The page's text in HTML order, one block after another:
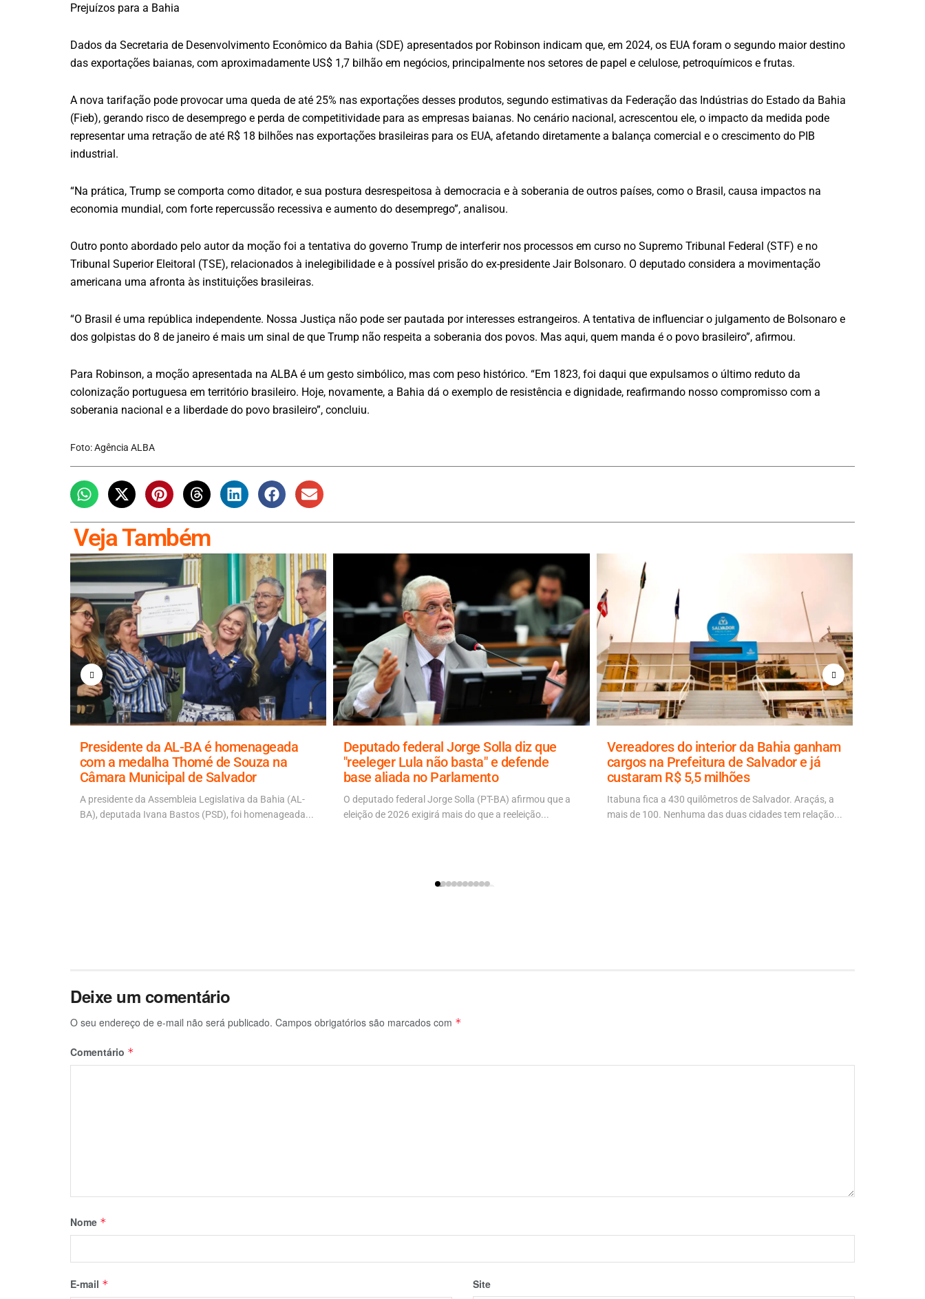
Prejuízos para a Bahia
Dados da Secretaria de Desenvolvimento Econômico da Bahia (SDE) apresentados por Robinson indicam que, em 2024, os EUA foram o segundo maior destino
das exportações baianas, com aproximadamente US$ 1,7 bilhão em negócios, principalmente nos setores de papel e celulose, petroquímicos e frutas.
A nova tarifação pode provocar uma queda de até 25% nas exportações desses produtos, segundo estimativas da Federação das Indústrias do Estado da Bahia
(Fieb), gerando risco de desemprego e perda de competitividade para as empresas baianas. No cenário nacional, acrescentou ele, o impacto da medida pode
representar uma retração de até R$ 18 bilhões nas exportações brasileiras para os EUA, afetando diretamente a balança comercial e o crescimento do PIB
industrial.
“Na prática, Trump se comporta como ditador, e sua postura desrespeitosa à democracia e à soberania de outros países, como o Brasil, causa impactos na
economia mundial, com forte repercussão recessiva e aumento do desemprego”, analisou.
Outro ponto abordado pelo autor da moção foi a tentativa do governo Trump de interferir nos processos em curso no Supremo Tribunal Federal (STF) e no
Tribunal Superior Eleitoral (TSE), relacionados à inelegibilidade e à possível prisão do ex-presidente Jair Bolsonaro. O deputado considera a movimentação
americana uma afronta às instituições brasileiras.
“O Brasil é uma república independente. Nossa Justiça não pode ser pautada por interesses estrangeiros. A tentativa de influenciar o julgamento de Bolsonaro e
dos golpistas do 8 de janeiro é mais um sinal de que Trump não respeita a soberania dos povos. Mas aqui, quem manda é o povo brasileiro”, afirmou.
Para Robinson, a moção apresentada na ALBA é um gesto simbólico, mas com peso histórico. “Em 1823, foi daqui que expulsamos o último reduto da
colonização portuguesa em território brasileiro. Hoje, novamente, a Bahia dá o exemplo de resistência e dignidade, reafirmando nosso compromisso com a
soberania nacional e a liberdade do povo brasileiro”, concluiu.
Foto: Agência ALBA
Veja Também
Presidente da AL-BA é homenageada
com a medalha Thomé de Souza na
Câmara Municipal de Salvador
A presidente da Assembleia Legislativa da Bahia (AL-
BA), deputada Ivana Bastos (PSD), foi homenageada...
Deputado federal Jorge Solla diz que
"reeleger Lula não basta" e defende
base aliada no Parlamento
O deputado federal Jorge Solla (PT-BA) afirmou que a
eleição de 2026 exigirá mais do que a reeleição...
Vereadores do interior da Bahia ganham
cargos na Prefeitura de Salvador e já
custaram R$ 5,5 milhões
Itabuna fica a 430 quilômetros de Salvador. Araçás, a
mais de 100. Nenhuma das duas cidades tem relação...
Deixe um comentário
O seu endereço de e-mail não será publicado. Campos obrigatórios são marcados com *
Comentário *
Nome *
E-mail * Site